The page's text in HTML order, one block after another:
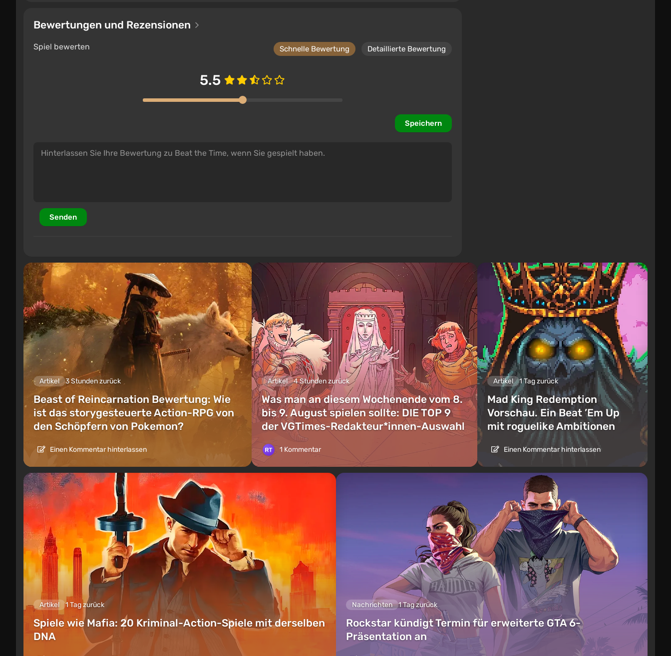
Bewertungen und Rezensionen
Spiel bewerten Schnelle Bewertung Detaillierte Bewertung
5.5
Speichern
Senden
Artikel 3 Stunden zurück
Beast of Reincarnation Bewertung: Wie
ist das storygesteuerte Action-RPG von
den Schöpfern von Pokemon?
Einen Kommentar hinterlassen
Artikel 4 Stunden zurück
Was man an diesem Wochenende vom 8.
bis 9. August spielen sollte: DIE TOP 9
der VGTimes-Redakteur*innen-Auswahl
1 Kommentar
Artikel 1 Tag zurück
Mad King Redemption
Vorschau. Ein Beat ’Em Up
mit roguelike Ambitionen
Einen Kommentar hinterlassen
Artikel 1 Tag zurück
Spiele wie Mafia: 20 Kriminal-Action-Spiele mit derselben
DNA
Nachrichten 1 Tag zurück
Rockstar kündigt Termin für erweiterte GTA 6-
Präsentation an